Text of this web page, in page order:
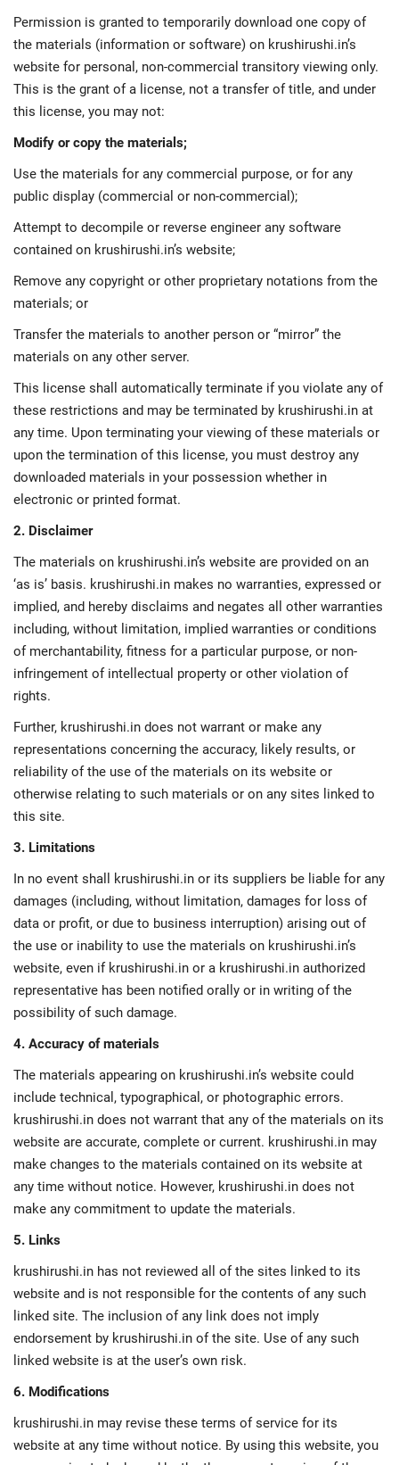
Permission is granted to temporarily download one copy of
the materials (information or software) on krushirushi.in’s
website for personal, non-commercial transitory viewing only.
This is the grant of a license, not a transfer of title, and under
this license, you may not:
Modify or copy the materials;
Use the materials for any commercial purpose, or for any
public display (commercial or non-commercial);
Attempt to decompile or reverse engineer any software
contained on krushirushi.in’s website;
Remove any copyright or other proprietary notations from the
materials; or
Transfer the materials to another person or “mirror” the
materials on any other server.
This license shall automatically terminate if you violate any of
these restrictions and may be terminated by krushirushi.in at
any time. Upon terminating your viewing of these materials or
upon the termination of this license, you must destroy any
downloaded materials in your possession whether in
electronic or printed format.
2. Disclaimer
The materials on krushirushi.in’s website are provided on an
‘as is’ basis. krushirushi.in makes no warranties, expressed or
implied, and hereby disclaims and negates all other warranties
including, without limitation, implied warranties or conditions
of merchantability, fitness for a particular purpose, or non-
infringement of intellectual property or other violation of
rights.
Further, krushirushi.in does not warrant or make any
representations concerning the accuracy, likely results, or
reliability of the use of the materials on its website or
otherwise relating to such materials or on any sites linked to
this site.
3. Limitations
In no event shall krushirushi.in or its suppliers be liable for any
damages (including, without limitation, damages for loss of
data or profit, or due to business interruption) arising out of
the use or inability to use the materials on krushirushi.in’s
website, even if krushirushi.in or a krushirushi.in authorized
representative has been notified orally or in writing of the
possibility of such damage.
4. Accuracy of materials
The materials appearing on krushirushi.in’s website could
include technical, typographical, or photographic errors.
krushirushi.in does not warrant that any of the materials on its
website are accurate, complete or current. krushirushi.in may
make changes to the materials contained on its website at
any time without notice. However, krushirushi.in does not
make any commitment to update the materials.
5. Links
krushirushi.in has not reviewed all of the sites linked to its
website and is not responsible for the contents of any such
linked site. The inclusion of any link does not imply
endorsement by krushirushi.in of the site. Use of any such
linked website is at the user’s own risk.
6. Modifications
krushirushi.in may revise these terms of service for its
website at any time without notice. By using this website, you